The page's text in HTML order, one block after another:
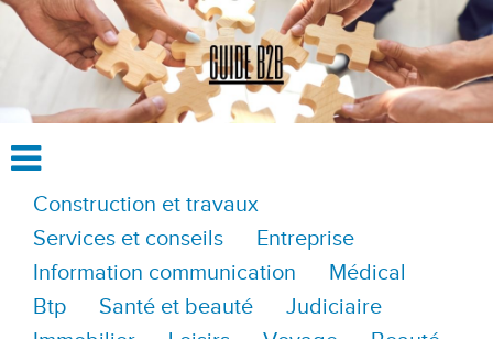
Construction et travaux
Services et conseils
Entreprise
Information communication
Médical
Btp
Santé et beauté
Judiciaire